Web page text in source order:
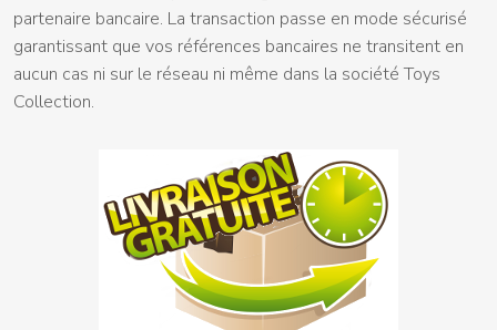
partenaire bancaire. La transaction passe en mode sécurisé
garantissant que vos références bancaires ne transitent en
aucun cas ni sur le réseau ni même dans la société Toys
Collection.